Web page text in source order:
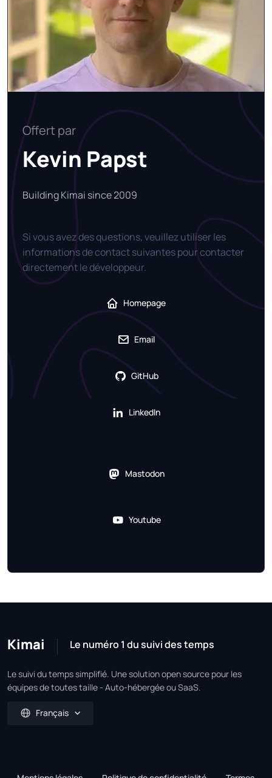
Offert par
Kevin Papst
Building Kimai since 2009
Si vous avez des questions, veuillez utiliser les
informations de contact suivantes pour contacter
directement le développeur.
Homepage
Email
GitHub
LinkedIn
Mastodon
Youtube
Kimai Le numéro 1 du suivi des temps
Le suivi du temps simplifié. Une solution open source pour les
équipes de toutes taille - Auto-hébergée ou SaaS.
Français